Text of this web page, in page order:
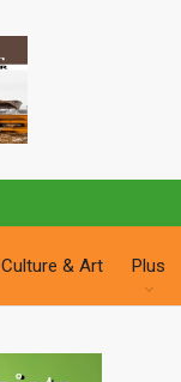
Culture & Art Plus